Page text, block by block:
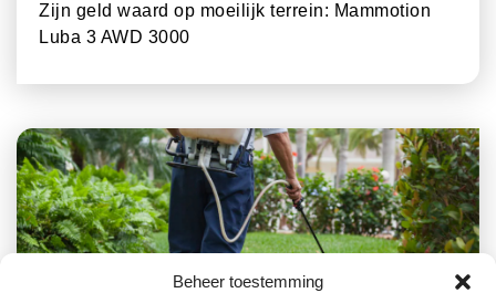
Beheer toestemming
Zijn geld waard op moeilijk terrein: Mammotion
Luba 3 AWD 3000